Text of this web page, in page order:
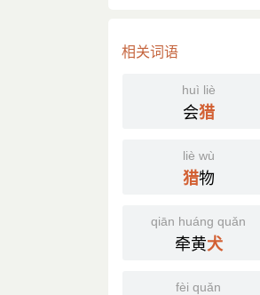
相关词语
huì liè
会猎
liè wù
猎物
qiān huáng quǎn
牵黄犬
fèi quǎn